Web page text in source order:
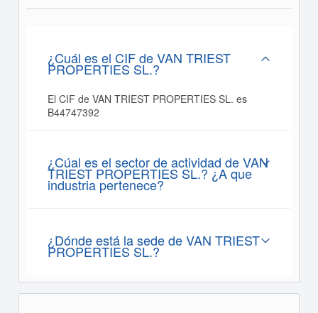
¿Cuál es el CIF de VAN TRIEST
PROPERTIES SL.?
El CIF de VAN TRIEST PROPERTIES SL. es
B44747392
¿Cúal es el sector de actividad de VAN
TRIEST PROPERTIES SL.? ¿A que
industria pertenece?
¿Dónde está la sede de VAN TRIEST
PROPERTIES SL.?